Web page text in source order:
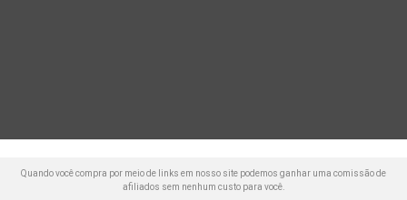
Quando você compra por meio de links em nosso site podemos ganhar uma comissão de
afiliados sem nenhum custo para você.